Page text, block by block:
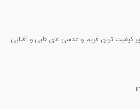
پر کیفیت ترین فریم و عدسی عای طبی و آفتابی.